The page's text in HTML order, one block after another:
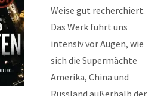
Weise gut recherchiert.
Das Werk führt uns
intensiv vor Augen, wie
sich die Supermächte
Amerika, China und
Russland außerhalb der